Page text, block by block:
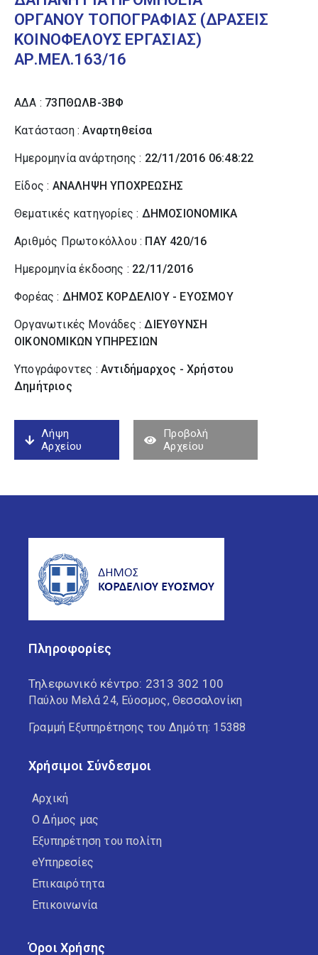
ΟΡΓΑΝΟΥ ΤΟΠΟΓΡΑΦΙΑΣ (ΔΡΑΣΕΙΣ
ΚΟΙΝΟΦΕΛΟΥΣ ΕΡΓΑΣΙΑΣ)
ΑΡ.ΜΕΛ.163/16
ΑΔΑ : 73ΠΘΩΛΒ-3ΒΦ
Κατάσταση :Αναρτηθείσα
Ημερομηνία ανάρτησης : 22/11/2016 06:48:22
Είδος : ΑΝΑΛΗΨΗ ΥΠΟΧΡΕΩΣΗΣ
Θεματικές κατηγορίες : ΔΗΜΟΣΙΟΝΟΜΙΚΑ
Αριθμός Πρωτοκόλλου : ΠΑΥ 420/16
Ημερομηνία έκδοσης : 22/11/2016
Φορέας : ΔΗΜΟΣ ΚΟΡΔΕΛΙΟΥ - ΕΥΟΣΜΟΥ
Οργανωτικές Μονάδες :ΔΙΕΥΘΥΝΣΗ
ΟΙΚΟΝΟΜΙΚΩΝ ΥΠΗΡΕΣΙΩΝ
Υπογράφοντες : Αντιδήμαρχος - Χρήστου
Δημήτριος
Λήψη
Αρχείου
Προβολή
Αρχείου
Πληροφορίες
Τηλεφωνικό κέντρο: 2313 302 100
Παύλου Μελά 24, Εύοσμος, Θεσσαλονίκη
Γραμμή Εξυπηρέτησης του Δημότη: 15388
Χρήσιμοι Σύνδεσμοι
Αρχική
Ο Δήμος μας
Εξυπηρέτηση του πολίτη
eΥπηρεσίες
Επικαιρότητα
Επικοινωνία
Όροι Χρήσης